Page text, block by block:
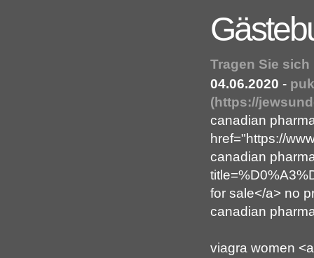
Tragen Sie
04.06.2020 -
(https://
canadian
href="https://
canadian
for sale</a> no
canadian
viagra women <a